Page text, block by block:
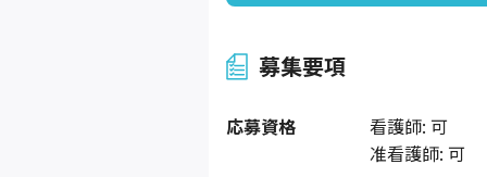
募集要項
応募資格
看護師: 可
准看護師: 可